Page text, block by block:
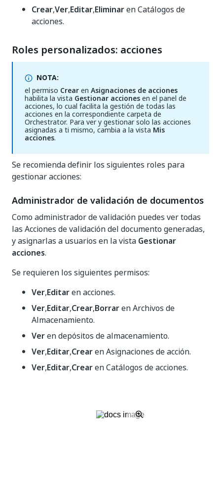
Crear,Ver,Editar,Eliminaren Catálogos de
acciones.
Roles personalizados: acciones
NOTA:
el permiso Crearen Asignaciones de acciones
habilita la vista Gestionar accionesen el panel de
acciones, lo cual facilita la gestión de todas las
acciones en la correspondiente carpeta de
Orchestrator. Para ver y gestionar solo las acciones
asignadas a ti mismo, cambia a la vista Mis
acciones.
Se recomienda definir los siguientes roles para
gestionar acciones:
Administrador de validación de documentos
Como administrador de validación puedes ver todas
las Acciones de validación del documento generadas,
y asignarlas a usuarios en la vista Gestionar
acciones.
Se requieren los siguientes permisos:
Ver,Editaren acciones.
Ver,Editar,Crear,Borraren Archivos de
Almacenamiento.
Veren depósitos de almacenamiento.
Ver,Editar,Crearen Asignaciones de acción.
Ver,Editar,Crearen Catálogos de acciones.